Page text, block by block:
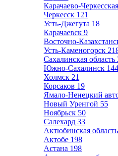
Карачаево-
Черкесск 121
Усть-Джегута 18
Карачаевск 9
Восточно-
Усть-Каменогорск
Сахалинская область
Южно-Сахалинск 144
Холмск 21
Корсаков 19
Ямало-Ненецкий
Новый Уренгой 55
Ноябрьск 50
Салехард 33
Актюбинская область
Актобе 198
Астана 198